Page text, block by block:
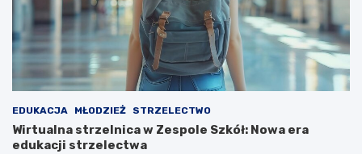
EDUKACJA MŁODZIEŻ STRZELECTWO
Wirtualna strzelnica w Zespole Szkół: Nowa era
edukacji strzelectwa